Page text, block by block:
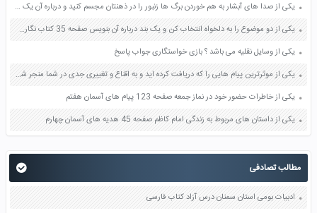
یکی از صدا های آبشار به هم خوردن برگ ها زنبور را در ذهنتان مجسم کنید و درباره آن یک بند بنویسید صفحه 11 نگارش پنجم
یکی از دو موضوع را به دلخواه انتخاب کن و یک بند درباره آن بنویس صفحه 35 کتاب نگارش فارسی سوم
یکی از وسایل نقلیه می باشد ؟ بازی خواستگاری جواب پاسخ
یکی از موثرترین پیام هایی را که دریافت کرده اید و به اقناع و تغییری جدی در شما منجر شده است برسی کنید و علت این تاثیر گذاری قابل توجه را بنویسید صفحه 52 تفکر و سواد رسانه ای دهم
یکی از خاطرات حضور خود در نماز جمعه صفحه 123 پیام های آسمان هفتم
یکی از داستان های مربوط به زندگی امام کاظم صفحه 45 هدیه های آسمان چهارم
مطالب تصادفی
ادبیات بومی استان سمنان درس آزاد کتاب فارسی